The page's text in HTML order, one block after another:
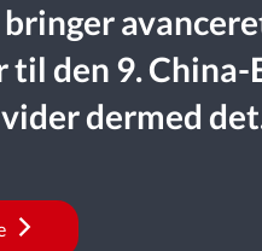
bringer
den 9. China-
dermed det